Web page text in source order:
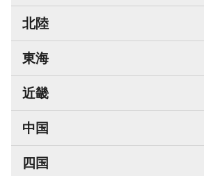
北陸
東海
近畿
中国
四国